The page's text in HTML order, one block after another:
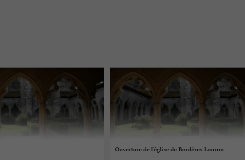
Ouverture de l'église de Bordères-Louron